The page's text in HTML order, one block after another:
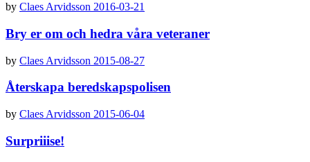
by Claes Arvidsson 2016-03-21
Bry er om och hedra våra veteraner
by Claes Arvidsson 2015-08-27
Återskapa beredskapspolisen
by Claes Arvidsson 2015-06-04
Surpriiise!